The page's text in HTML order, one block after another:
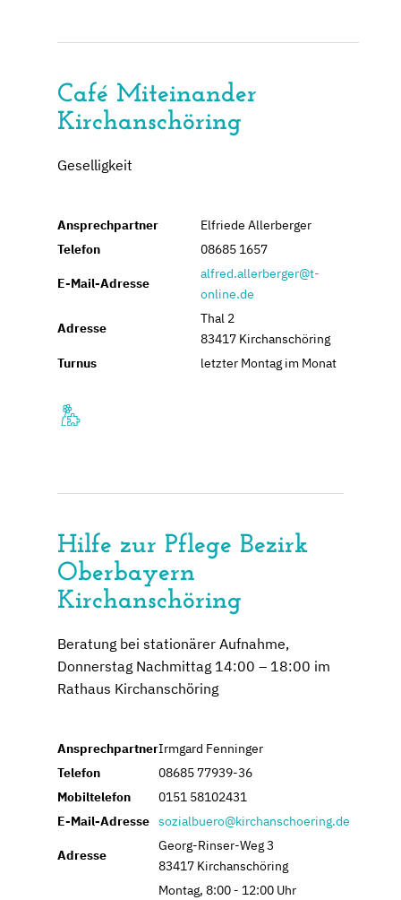
Café Miteinander
Kirchanschöring
Geselligkeit
Ansprechpartner
Elfriede Allerberger
Telefon
08685 1657
E-Mail-Adresse
alfred.allerberger@t-
online.de
Adresse
Thal 2
83417 Kirchanschöring
Turnus
letzter Montag im Monat
Hilfe zur Pflege Bezirk
Oberbayern
Kirchanschöring
Beratung bei stationärer Aufnahme,
Donnerstag Nachmittag 14:00 – 18:00 im
Rathaus Kirchanschöring
AnsprechpartnerIrmgard Fenninger
Telefon
08685 77939-36
Mobiltelefon
0151 58102431
E-Mail-Adresse sozialbuero@kirchanschoering.de
Adresse
Georg-Rinser-Weg 3
83417 Kirchanschöring
Montag, 8:00 - 12:00 Uhr